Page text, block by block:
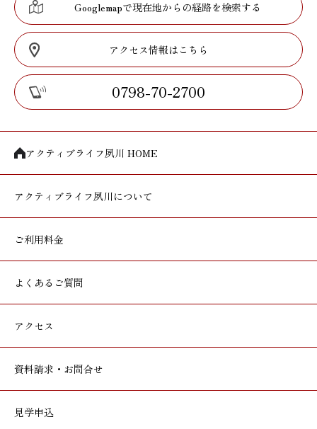
Googlemapで現在地からの経路を検索する
アクセス情報はこちら
0798-70-2700
アクティブライフ夙川 HOME
アクティブライフ夙川について
ご利用料金
よくあるご質問
アクセス
資料請求・お問合せ
見学申込